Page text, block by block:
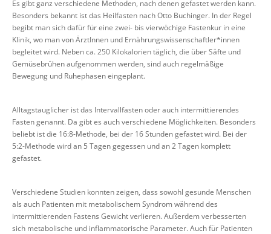
Es gibt ganz verschiedene Methoden, nach denen gefastet werden kann.
Besonders bekannt ist das Heilfasten nach Otto Buchinger. In der Regel
begibt man sich dafür für eine zwei- bis vierwöchige Fastenkur in eine
Klinik, wo man von ÄrztInnen und Ernährungswissenschaftler*innen
begleitet wird. Neben ca. 250 Kilokalorien täglich, die über Säfte und
Gemüsebrühen aufgenommen werden, sind auch regelmäßige
Bewegung und Ruhephasen eingeplant.
Alltagstauglicher ist das Intervallfasten oder auch intermittierendes
Fasten genannt. Da gibt es auch verschiedene Möglichkeiten. Besonders
beliebt ist die 16:8-Methode, bei der 16 Stunden gefastet wird. Bei der
5:2-Methode wird an 5 Tagen gegessen und an 2 Tagen komplett
gefastet.
Verschiedene Studien konnten zeigen, dass sowohl gesunde Menschen
als auch Patienten mit metabolischem Syndrom während des
intermittierenden Fastens Gewicht verlieren. Außerdem verbesserten
sich metabolische und inflammatorische Parameter. Auch für Patienten